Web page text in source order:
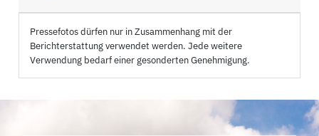
Pressefotos dürfen nur in Zusammenhang mit der
Berichterstattung verwendet werden. Jede weitere
Verwendung bedarf einer gesonderten Genehmigung.